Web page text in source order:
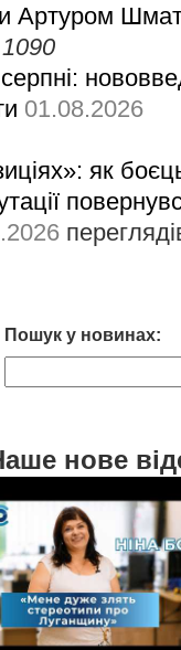
Артуром
1090
01.08.2026
як
Пошук у новинах:
нове